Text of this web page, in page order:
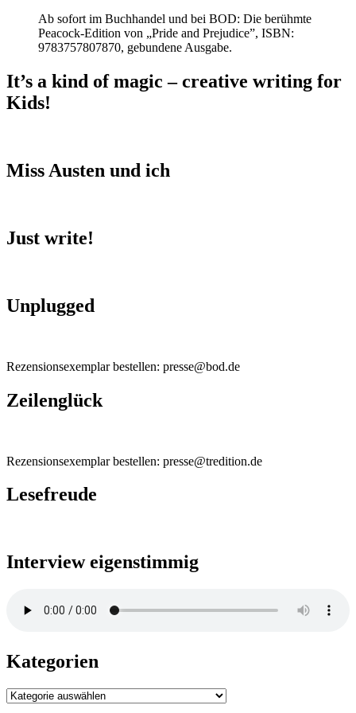
Ab sofort im Buchhandel und bei BOD: Die berühmte
Peacock-Edition von „Pride and Prejudice”, ISBN:
9783757807870, gebundene Ausgabe.
It’s a kind of magic – creative writing for
Kids!
Miss Austen und ich
Just write!
Unplugged
Rezensionsexemplar bestellen: presse@bod.de
Zeilenglück
Rezensionsexemplar bestellen: presse@tredition.de
Lesefreude
Interview eigenstimmig
Kategorien
Kategorien